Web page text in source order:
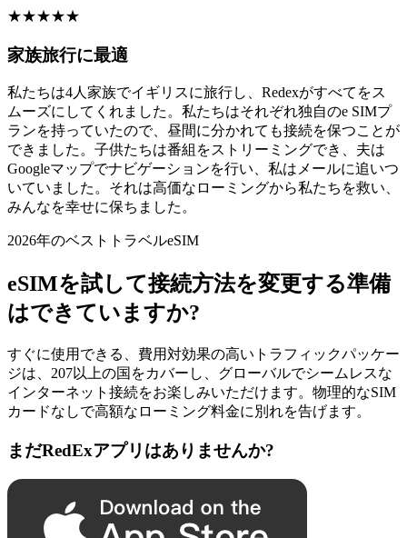
★★★★★
家族旅行に最適
私たちは4人家族でイギリスに旅行し、Redexがすべてをス
ムーズにしてくれました。私たちはそれぞれ独自のe SIMプ
ランを持っていたので、昼間に分かれても接続を保つことが
できました。子供たちは番組をストリーミングでき、夫は
Googleマップでナビゲーションを行い、私はメールに追いつ
いていました。それは高価なローミングから私たちを救い、
みんなを幸せに保ちました。
2026年のベストトラベルeSIM
eSIMを試して接続方法を変更する準備
はできていますか?
すぐに使用できる、費用対効果の高いトラフィックパッケー
ジは、207以上の国をカバーし、グローバルでシームレスな
インターネット接続をお楽しみいただけます。物理的なSIM
カードなしで高額なローミング料金に別れを告げます。
まだRedExアプリはありませんか?